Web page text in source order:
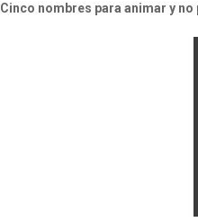
Cinco nombres para animar y